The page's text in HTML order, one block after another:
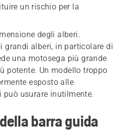
un rischio per la
degli alberi.
grandi alberi, in particolare di
una motosega più grande
potente. Un modello troppo
esposto alle
può usurare inutilmente.
barra guida